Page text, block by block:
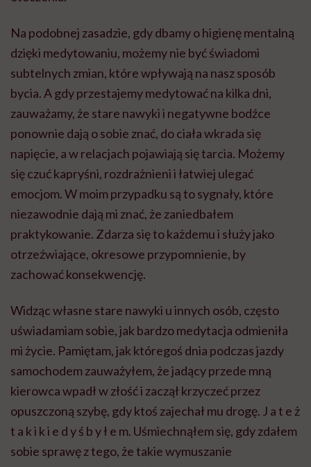
Na podobnej zasadzie, gdy dbamy o higienę mentalną
dzięki medytowaniu, możemy nie być świadomi
subtelnych zmian, które wpływają na nasz sposób
bycia. A gdy przestajemy medytować na kilka dni,
zauważamy, że stare nawyki i negatywne bodźce
ponownie dają o sobie znać, do ciała wkrada się
napięcie, a w relacjach pojawiają się tarcia. Możemy
się czuć kapryśni, rozdrażnieni i łatwiej ulegać
emocjom. W moim przypadku są to sygnały, które
niezawodnie dają mi znać, że zaniedbałem
praktykowanie. Zdarza się to każdemu i służy jako
otrzeźwiające, okresowe przypomnienie, by
zachować konsekwencję.
Widząc własne stare nawyki u innych osób, często
uświadamiam sobie, jak bardzo medytacja odmieniła
mi życie. Pamiętam, jak któregoś dnia podczas jazdy
samochodem zauważyłem, że jadący przede mną
kierowca wpadł w złość i zaczął krzyczeć przez
opuszczoną szybę, gdy ktoś zajechał mu drogę. J a t e ż
t a k i k i e d y ś b y ł e m. Uśmiechnąłem się, gdy zdałem
sobie sprawę z tego, że takie wymuszanie